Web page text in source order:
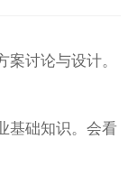
讨论与设计。
基础知识。会看